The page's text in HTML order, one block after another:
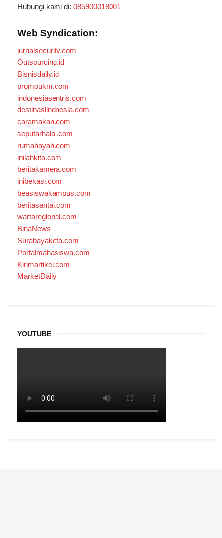
Hubungi kami di: 085900018001
Web Syndication:
jurnalsecurity.com
Outsourcing.id
Bisnisdaily.id
promoukm.com
indonesiasentris.com
destinasiindnesia.com
caramakan.com
seputarhalal.com
rumahayah.com
inilahkita.com
beritakamera.com
inibekasi.com
beasiswakampus.com
beritasantai.com
wartaregional.com
BinaNews
Surabayakota.com
Portalmahasiswa.com
Kirimartikel.com
MarketDaily
YOUTUBE